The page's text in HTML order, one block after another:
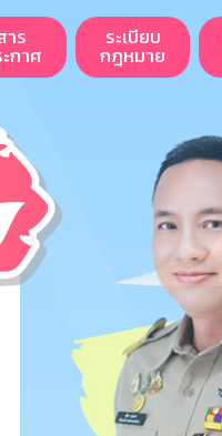
าร
ะกาศ
ระเบียบ
กฎหมาย